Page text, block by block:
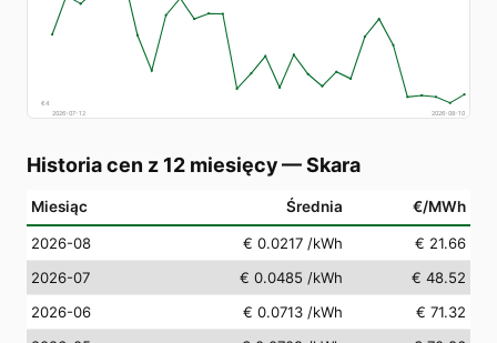
€4
2026-07-12
2026-08-10
Historia cen z 12 miesięcy—Skara
Miesiąc Średnia €/MWh
2026-08 € 0.0217 /kWh
€ 21.66
2026-07
€ 0.0485 /kWh
€ 48.52
2026-06
€ 0.0713 /kWh
€ 71.32